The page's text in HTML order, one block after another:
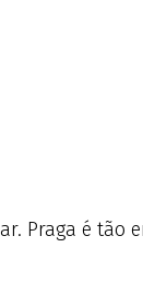
Praga é tão